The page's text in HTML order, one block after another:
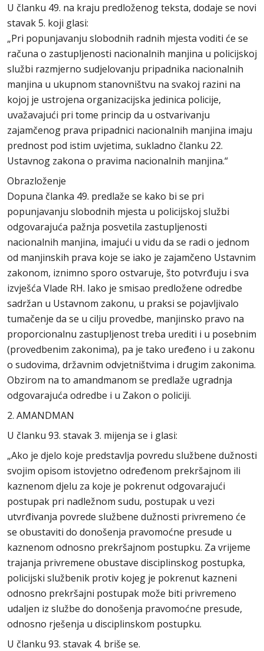
U članku 49. na kraju predloženog teksta, dodaje se novi
stavak 5. koji glasi:
„Pri popunjavanju slobodnih radnih mjesta voditi će se
računa o zastupljenosti nacionalnih manjina u policijskoj
službi razmjerno sudjelovanju pripadnika nacionalnih
manjina u ukupnom stanovništvu na svakoj razini na
kojoj je ustrojena organizacijska jedinica policije,
uvažavajući pri tome princip da u ostvarivanju
zajamčenog prava pripadnici nacionalnih manjina imaju
prednost pod istim uvjetima, sukladno članku 22.
Ustavnog zakona o pravima nacionalnih manjina.“
Obrazloženje
Dopuna članka 49. predlaže se kako bi se pri
popunjavanju slobodnih mjesta u policijskoj službi
odgovarajuća pažnja posvetila zastupljenosti
nacionalnih manjina, imajući u vidu da se radi o jednom
od manjinskih prava koje se iako je zajamčeno Ustavnim
zakonom, iznimno sporo ostvaruje, što potvrđuju i sva
izvješća Vlade RH. Iako je smisao predložene odredbe
sadržan u Ustavnom zakonu, u praksi se pojavljivalo
tumačenje da se u cilju provedbe, manjinsko pravo na
proporcionalnu zastupljenost treba urediti i u posebnim
(provedbenim zakonima), pa je tako uređeno i u zakonu
o sudovima, državnim odvjetništvima i drugim zakonima.
Obzirom na to amandmanom se predlaže ugradnja
odgovarajuća odredbe i u Zakon o policiji.
2. AMANDMAN
U članku 93. stavak 3. mijenja se i glasi:
„Ako je djelo koje predstavlja povredu službene dužnosti
svojim opisom istovjetno određenom prekršajnom ili
kaznenom djelu za koje je pokrenut odgovarajući
postupak pri nadležnom sudu, postupak u vezi
utvrđivanja povrede službene dužnosti privremeno će
se obustaviti do donošenja pravomoćne presude u
kaznenom odnosno prekršajnom postupku. Za vrijeme
trajanja privremene obustave disciplinskog postupka,
policijski službenik protiv kojeg je pokrenut kazneni
odnosno prekršajni postupak može biti privremeno
udaljen iz službe do donošenja pravomoćne presude,
odnosno rješenja u disciplinskom postupku.
U članku 93. stavak 4. briše se.